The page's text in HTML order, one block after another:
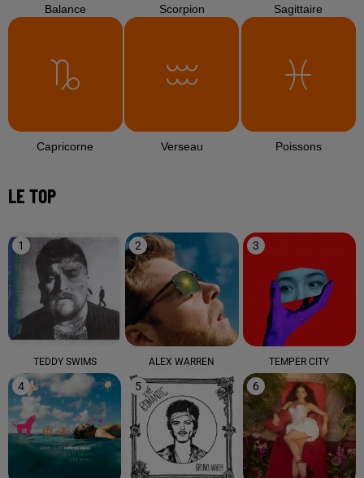
Balance Scorpion Sagittaire
Capricorne Verseau Poissons
LE TOP
1
TEDDY SWIMS
2
ALEX WARREN
3
TEMPER CITY
4 5 6